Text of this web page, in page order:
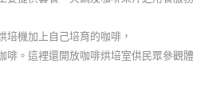
培機加上自己培育的咖啡，
啡。這裡還開放咖啡烘培室供民眾參觀體